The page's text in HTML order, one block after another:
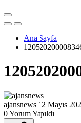
Ana Sayfa
ajansnews 12 Mayıs
0 Yorum Yapıldı